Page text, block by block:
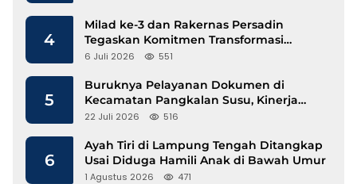
4
Milad ke-3 dan Rakernas Persadin
Tegaskan Komitmen Transformasi
Advokat Profesional di Era Digital
6 Juli 2026 551
5
Buruknya Pelayanan Dokumen di
Kecamatan Pangkalan Susu, Kinerja
Disdukcapil Langkat Disorot
22 Juli 2026 516
6
Ayah Tiri di Lampung Tengah Ditangkap
Usai Diduga Hamili Anak di Bawah Umur
1 Agustus 2026 471